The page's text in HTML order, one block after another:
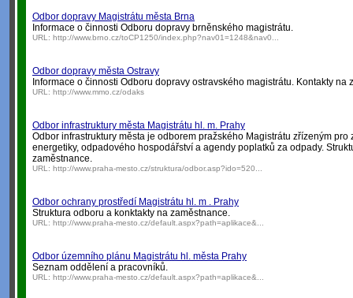
Odbor dopravy Magistrátu města Brna
Informace o činnosti Odboru dopravy brněnského magistrátu.
URL: http://www.brno.cz/toCP1250/index.php?nav01=1248&nav0...
Odbor dopravy města Ostravy
Informace o činnosti Odboru dopravy ostravského magistrátu. Kontakty na
URL: http://www.mmo.cz/odaks
Odbor infrastruktury města Magistrátu hl. m. Prahy
Odbor infrastruktury města je odborem pražského Magistrátu zřízeným
energetiky, odpadového hospodářství a agendy poplatků za odpady.
zaměstnance.
URL: http://www.praha-mesto.cz/struktura/odbor.asp?ido=520...
Odbor ochrany prostředí Magistrátu hl. m . Prahy
Struktura odboru a konktakty na zaměstnance.
URL: http://www.praha-mesto.cz/default.aspx?path=aplikace&...
Odbor územního plánu Magistrátu hl. města Prahy
Seznam oddělení a pracovníků.
URL: http://www.praha-mesto.cz/default.aspx?path=aplikace&...